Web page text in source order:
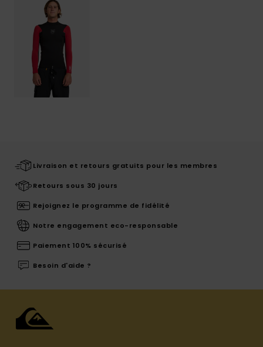
Livraison et retours gratuits pour les membres
Retours sous 30 jours
Rejoignez le programme de fidélité
Notre engagement eco-responsable
Paiement 100% sécurisé
Besoin d'aide ?